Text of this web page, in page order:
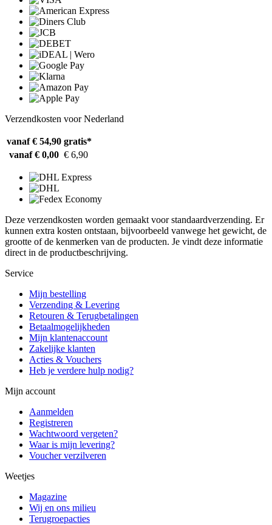
Verzendkosten voor Nederland
vanaf € 54,90 gratis*
vanaf € 0,00 € 6,90
Deze verzendkosten worden gemaakt voor standaardverzending. Er
kunnen extra kosten ontstaan, bijvoorbeeld vanwege het gewicht, de
grootte of de kenmerken van de producten. Je vindt deze informatie
direct in de productbeschrijving.
Service
Mijn bestelling
Verzending & Levering
Retouren & Terugbetalingen
Betaalmogelijkheden
Mijn klantenaccount
Zakelijke klanten
Acties & Vouchers
Heb je verdere hulp nodig?
Mijn account
Aanmelden
Registreren
Wachtwoord vergeten?
Waar is mijn levering?
Voucher verzilveren
Weetjes
Magazine
Wij en ons milieu
Terugroepacties